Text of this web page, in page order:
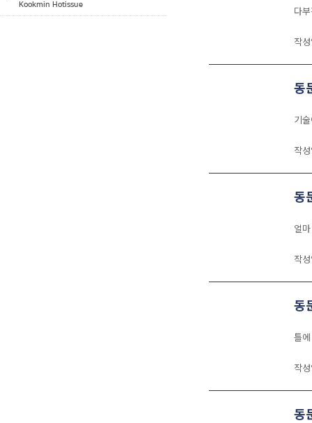
Kookmin Hotissue 다
작
동
기
작
동
얼
작
동
틀
작
동